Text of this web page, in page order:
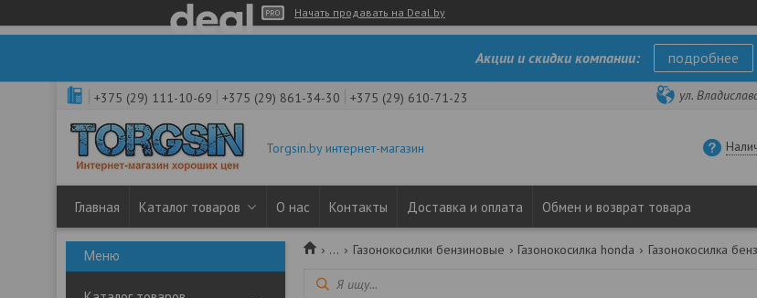
Начать продавать на Deal.by
Акции и скидки компании: подробнее
+375 (29) 111-10-69 +375 (29) 861-34-30 +375 (29) 610-71-23 ул.
Torgsin.by интернет-магазин
Главная Каталог товаров О нас Контакты Доставка и оплата Обмен и возврат товара
... Газонокосилки бензиновые Газонокосилка honda Газонокосилка